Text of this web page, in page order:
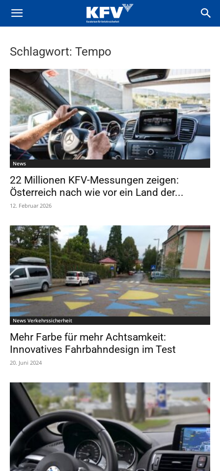
Schlagwort: Tempo
News
22 Millionen KFV-Messungen zeigen:
Österreich nach wie vor ein Land der...
12. Februar 2026
News Verkehrssicherheit
Mehr Farbe für mehr Achtsamkeit:
Innovatives Fahrbahndesign im Test
20. Juni 2024